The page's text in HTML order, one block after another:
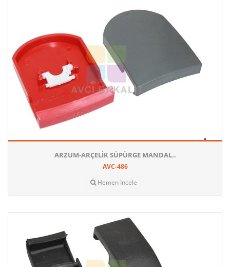
ARZUM-ARÇELIK SÜPÜRGE MANDAL..
AVC-486
Hemen İncele